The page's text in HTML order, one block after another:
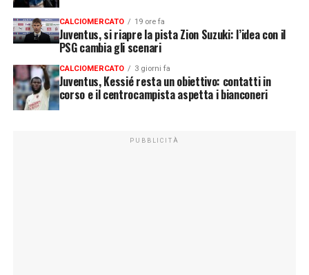
CALCIOMERCATO 19 ore fa
Juventus, si riapre la pista Zion Suzuki: l’idea con il
PSG cambia gli scenari
CALCIOMERCATO 3 giorni fa
Juventus, Kessié resta un obiettivo: contatti in
corso e il centrocampista aspetta i bianconeri
PUBBLICITÀ